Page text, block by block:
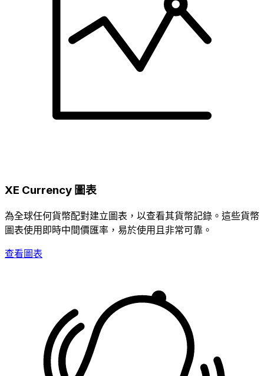
XE Currency 圖表
為全球任何貨幣配對建立圖表，以查看其貨幣記錄。這些貨幣
圖表使用即時中間價匯率，易於使用且非常可靠。
查看圖表